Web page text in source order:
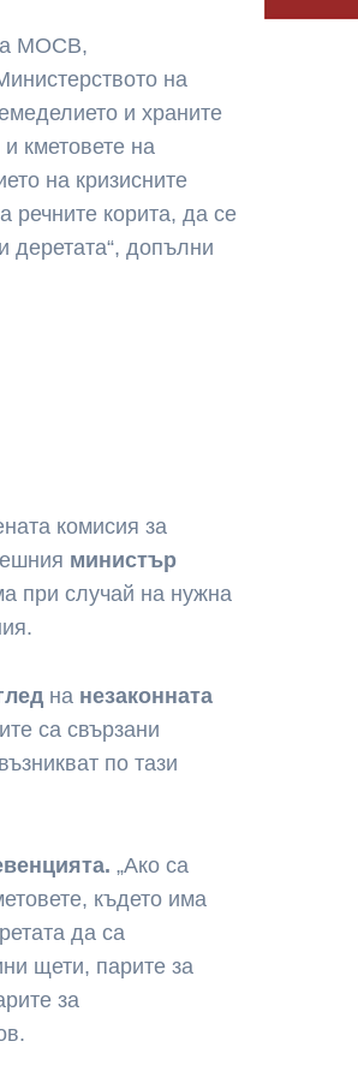
МОСВ,
на
и храните
кметовете на
на кризисните
речните корита, да се
деретата“, допълни
комисия за
министър
при случай на нужна
на незаконната
са свързани
по тази
„Ако са
където има
да са
щети, парите за
за